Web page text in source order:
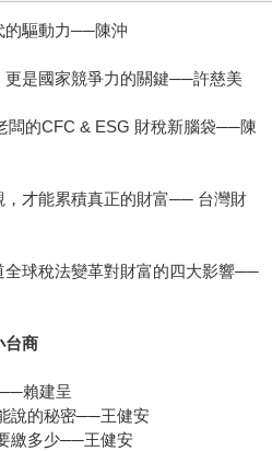
的驅動力──陳沖
是國家競爭力的關鍵──許慈美
的CFC & ESG 財稅新腦袋──陳
，才能累積真正的財富── 台灣財
全球稅法變革對財富的四大影響──
台商
賴建呈
說的秘密──王健安
繳多少──王健安